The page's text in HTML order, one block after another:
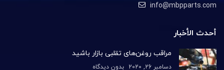
info@mbpparts.com
أحدث الأخبار
مراقب روغن‌های تقلبی بازار باشید
دسامبر 26, 2020 بدون دیدگاه